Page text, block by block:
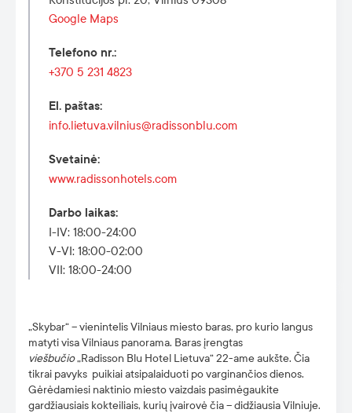
„Skybar“ – vienintelis Vilniaus miesto baras, pro kurio langus
matyti visa Vilniaus panorama. Baras įrengtas
viešbučio„Radisson Blu Hotel Lietuva“ 22-ame aukšte. Čia
tikrai pavyks puikiai atsipalaiduoti po varginančios dienos.
Gėrėdamiesi naktinio miesto vaizdais pasimėgaukite
gardžiausiais kokteiliais, kurių įvairovė čia – didžiausia Vilniuje.
Google Maps
Telefono nr.:
+370 5 231 4823
El. paštas:
info.lietuva.vilnius@radissonblu.com
Svetainė:
www.radissonhotels.com
Darbo laikas:
I-IV: 18:00-24:00
V-VI: 18:00-02:00
VII: 18:00-24:00